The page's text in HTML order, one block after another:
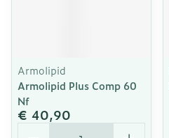
Armolipid
Armolipid Plus Comp 60
Nf
€ 40,90
Aantal